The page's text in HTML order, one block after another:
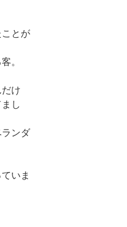
とが
。
け
し
ンダ
いま